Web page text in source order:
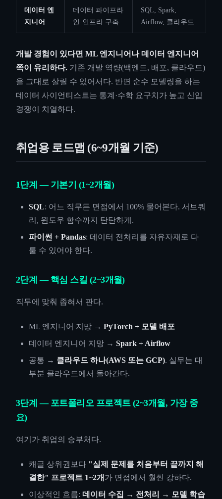
데이터 엔
지니어
데이터 파이프라
인·인프라 구축
SQL, Spark,
Airflow, 클라우드
개발 경험이 있다면 ML 엔지니어나 데이터 엔지니어
쪽이 유리하다. 기존 개발 역량(백엔드, 배포, 클라우드)
을 그대로 살릴 수 있어서다. 반면 순수 모델링을 하는
데이터 사이언티스트는 통계·수학 요구치가 높고 신입
경쟁이 치열하다.
취업용 로드맵 (6~9개월 기준)
1단계 — 기본기 (1~2개월)
SQL: 어느 직무든 면접에서 100% 물어본다. 서브쿼
리, 윈도우 함수까지 탄탄하게.
파이썬 + Pandas: 데이터 전처리를 자유자재로 다
룰 수 있어야 한다.
2단계 — 핵심 스킬 (2~3개월)
직무에 맞춰 좁혀서 판다.
ML 엔지니어 지망 → PyTorch + 모델 배포
데이터 엔지니어 지망 → Spark + Airflow
공통 → 클라우드 하나(AWS 또는 GCP). 실무는 대
부분 클라우드에서 돌아간다.
3단계 — 포트폴리오 프로젝트 (2~3개월, 가장 중
요)
여기가 취업의 승부처다.
캐글 상위권보다 "실제 문제를 처음부터 끝까지 해
결한" 프로젝트 1~2개 가 면접에서 훨씬 강하다.
이상적인 흐름: 데이터 수집 → 전처리 → 모델 학습